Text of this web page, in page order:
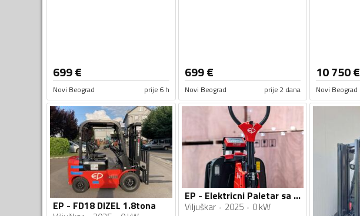
699€
Novi Beograd prije 6 h
699€
Novi Beograd prije 2 dana
10 750€
Novi Beograd
EP - FD18 DIZEL 1.8tona
EP - Elektricni Paletar sa VAGOM EP F4 RAVAS vaga
Viljuškar 2025 0 kW